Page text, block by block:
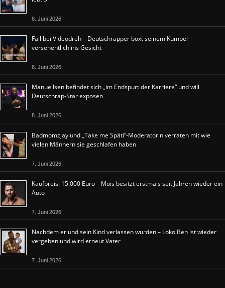
8. Juni 2026
Fail bei Videodreh – Deutschrapper boxt seinem Kumpel
versehentlich ins Gesicht
8. Juni 2026
Manuellsen befindet sich „im Endspurt der Karriere“ und will
Deutschrap-Star exposen
8. Juni 2026
Badmomzjay und „Take me Späti“-Moderatorin verraten mit wie
vielen Männern sie geschlafen haben
7. Juni 2026
Kaufpreis: 15.000 Euro – Mois besitzt erstmals seit Jahren wieder ein
Auto
7. Juni 2026
Nachdem er und sein Kind verlassen wurden – Loko Ben ist wieder
vergeben und wird erneut Vater
7. Juni 2026